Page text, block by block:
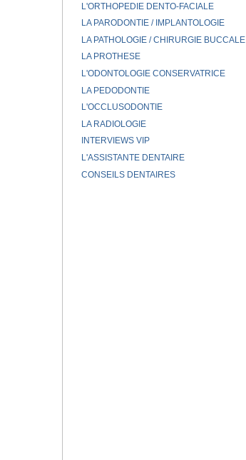
L'ORTHOPEDIE DENTO-FACIALE
LA PARODONTIE / IMPLANTOLOGIE
LA PATHOLOGIE / CHIRURGIE BUCCALE
LA PROTHESE
L'ODONTOLOGIE CONSERVATRICE
LA PEDODONTIE
L'OCCLUSODONTIE
LA RADIOLOGIE
INTERVIEWS VIP
L'ASSISTANTE DENTAIRE
CONSEILS DENTAIRES